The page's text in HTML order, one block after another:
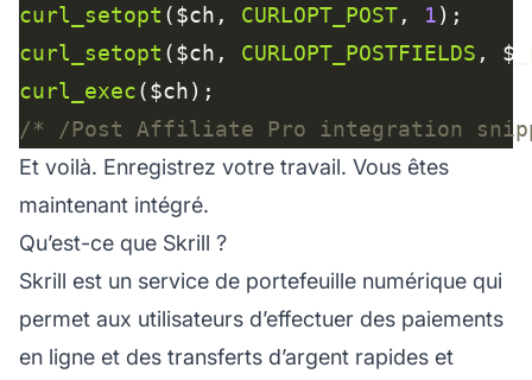
curl_setopt ($ch, CURLOPT_POST, 1
curl_setopt ($ch, CURLOPT_POSTFIELDS
curl_exec
/* /Post Affiliate Pro integration
Et voilà. Enregistrez votre travail. Vous êtes
maintenant intégré.
Qu’est-ce que Skrill ?
Skrill est un service de portefeuille numérique qui
permet aux utilisateurs d’effectuer des paiements
en ligne et des transferts d’argent rapides et